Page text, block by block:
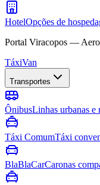
HotelOpções de
Portal Viracopos —
TáxiVan
Transportes
ÔnibusLinhas urbanas e
Táxi ComumTáxi
BlaBlaCarCaronas